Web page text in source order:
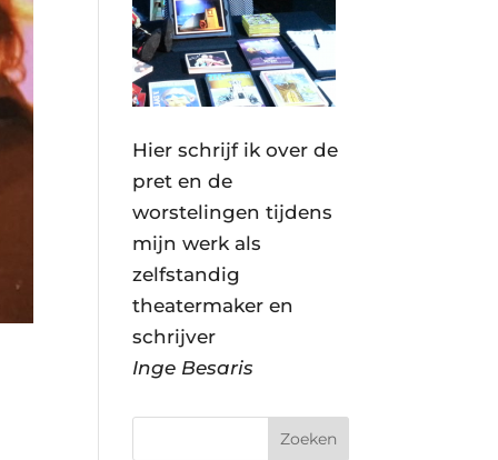
Hier schrijf ik over de
pret en de
worstelingen tijdens
mijn werk als
zelfstandig
theatermaker en
schrijver
Inge Besaris